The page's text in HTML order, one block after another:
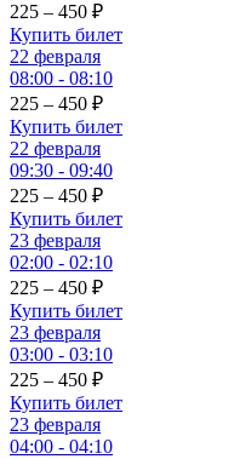
225 – 450 ₽
Купить билет
22 февраля
08:00 - 08:10
225 – 450 ₽
Купить билет
22 февраля
09:30 - 09:40
225 – 450 ₽
Купить билет
23 февраля
02:00 - 02:10
225 – 450 ₽
Купить билет
23 февраля
03:00 - 03:10
225 – 450 ₽
Купить билет
23 февраля
04:00 - 04:10